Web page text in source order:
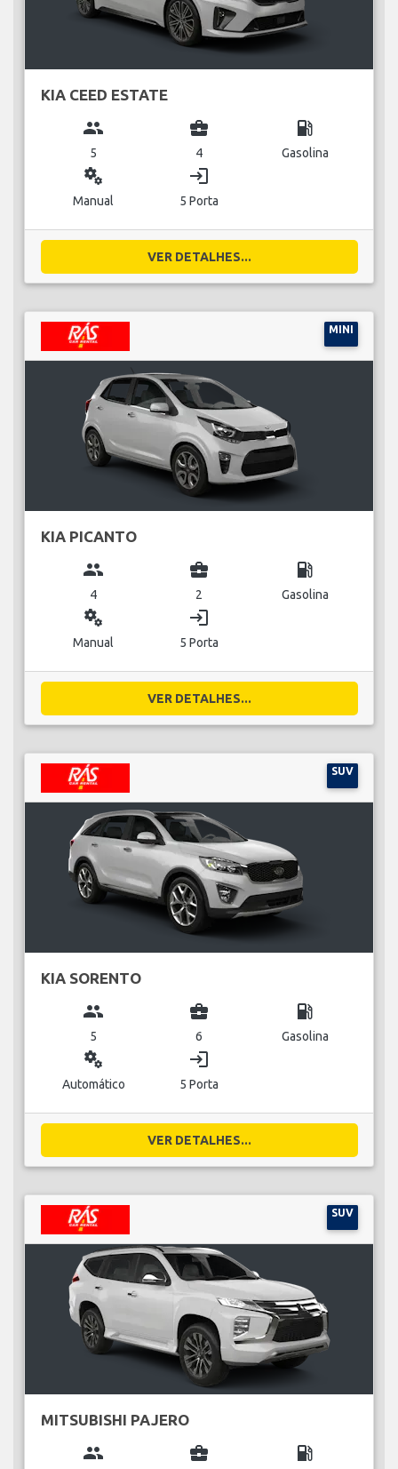
KIA CEED ESTATE
group
5
business_center
4
local_gas_station
Gasolina
miscellaneous_services
Manual
login
5 Porta
VER DETALHES...
MINI
KIA PICANTO
group
4
business_center
2
local_gas_station
Gasolina
miscellaneous_services
Manual
login
5 Porta
VER DETALHES...
SUV
KIA SORENTO
group
5
business_center
6
local_gas_station
Gasolina
miscellaneous_services
Automático
login
5 Porta
VER DETALHES...
SUV
MITSUBISHI PAJERO
group business_center local_gas_station